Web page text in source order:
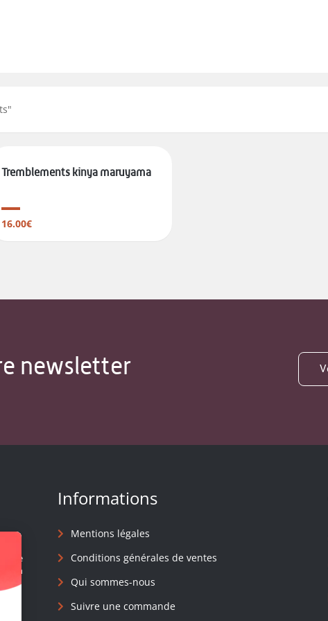
"
Tremblements kinya maruyama
16.00€
newsletter
en
Informations
Mentions légales
Conditions générales de ventes
Qui sommes-nous
Suivre une commande